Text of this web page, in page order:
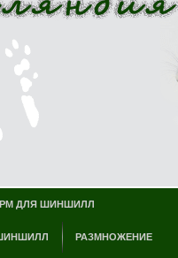
ДЛЯ ШИНШИЛЛ
РАЗМНОЖЕНИЕ